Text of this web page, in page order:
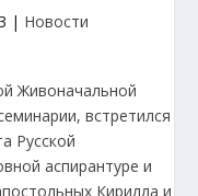
| Новости